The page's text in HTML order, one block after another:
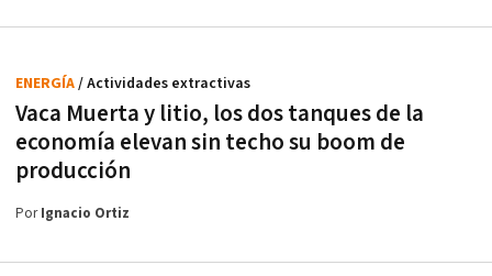
Vaca Muerta y litio, los dos tanques de la
economía elevan sin techo su boom de
producción
ENERGÍA/ Actividades extractivas
PorIgnacio Ortiz